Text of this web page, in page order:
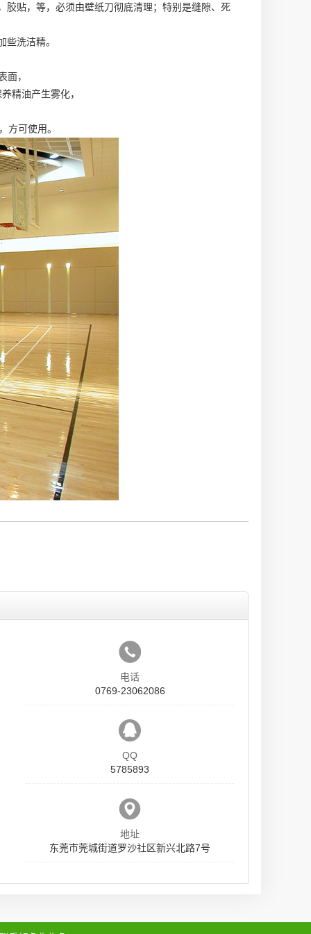
胶贴，等，必须由壁纸刀彻底清理；特别是缝隙、死
洗洁精。
面，
精油产生雾化，
方可使用。
电话
0769-23062086
QQ
5785893
地址
东莞市莞城街道罗沙社区新兴北路7号